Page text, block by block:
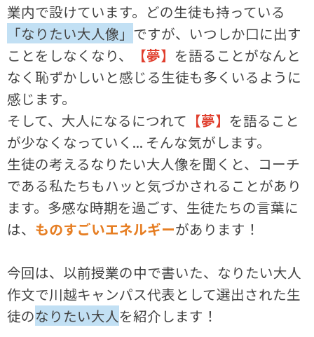
業内で設けています。どの生徒も持っている
「なりたい大人像」 ですが、いつしか口に出す
ことをしなくなり、
【夢】 を語ることがなんと
なく恥ずかしいと感じる生徒も多くいるように
感じます。
そして、大人になるにつれて 【夢】 を語ること
が少なくなっていく... そんな気がします。
生徒の考えるなりたい大人像を聞くと、コーチ
である私たちもハッと気づかされることがあり
ます。多感な時期を過ごす、生徒たちの言葉に
は、 ものすごいエネルギーがあります！
今回は、以前授業の中で書いた、なりたい大人
作文で川越キャンパス代表として選出された生
徒のなりたい大人を紹介します！